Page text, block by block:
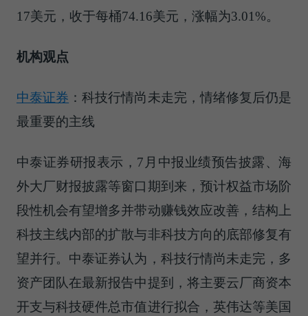
17美元，收于每桶74.16美元，涨幅为3.01%。
机构观点
中泰证券 ：科技行情尚未走完，情绪修复后仍是
最重要的主线
中泰证券研报表示，7月中报业绩预告披露、海
外大厂财报披露等窗口期到来，预计权益市场阶
段性机会有望增多并带动赚钱效应改善，结构上
科技主线内部的扩散与非科技方向的底部修复有
望并行。中泰证券认为，科技行情尚未走完，多
资产团队在最新报告中提到，将主要云厂商资本
开支与科技硬件总市值进行拟合，英伟达等美国